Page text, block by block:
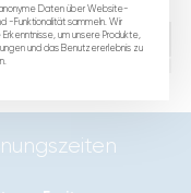
Daten über Website-
-Funktionalität sammeln. Wir
um unsere Produkte,
und das Benutzererlebnis zu